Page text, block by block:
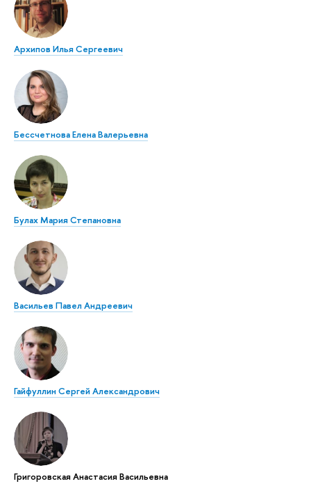
Архипов Илья Сергеевич
Бессчетнова Елена Валерьевна
Булах Мария Степановна
Васильев Павел Андреевич
Гайфуллин Сергей Александрович
Григоровская Анастасия Васильевна